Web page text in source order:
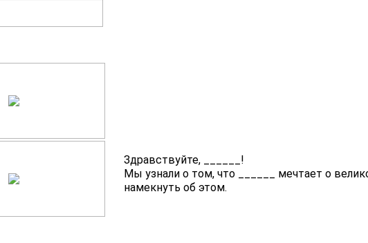
Здравствуйте,
!
Мы узнали о том, что
мечтает о
намекнуть об этом.